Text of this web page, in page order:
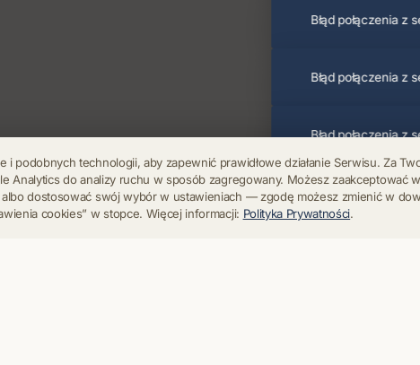
KontaktUstawienia cookies
i podobnych technologii, aby zapewnić prawidłowe działanie Serwisu. Za
Analytics do analizy ruchu w sposób zagregowany. Możesz zaakceptować
dostosować swój wybór w ustawieniach — zgodę możesz zmienić w
cookies” w stopce. Więcej informacji: Polityka Prywatności.
Błąd połączenia z
Błąd połączenia z
Błąd połączenia z
Błąd połączenia z